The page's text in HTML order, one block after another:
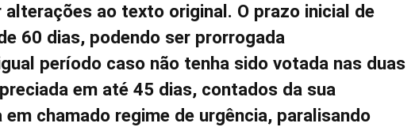
alterações ao texto original. O prazo inicial de
60 dias, podendo ser prorrogada
período caso não tenha sido votada nas duas
em até 45 dias, contados da sua
chamado regime de urgência, paralisando